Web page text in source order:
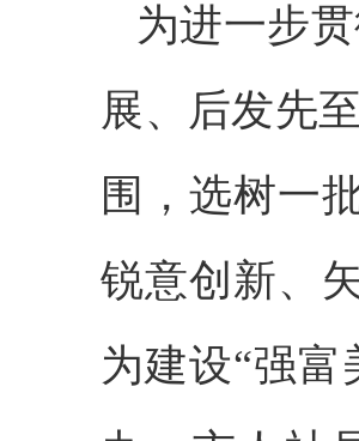
为进一步
展、后发先
围，选树一
锐意创新、
为建设“强